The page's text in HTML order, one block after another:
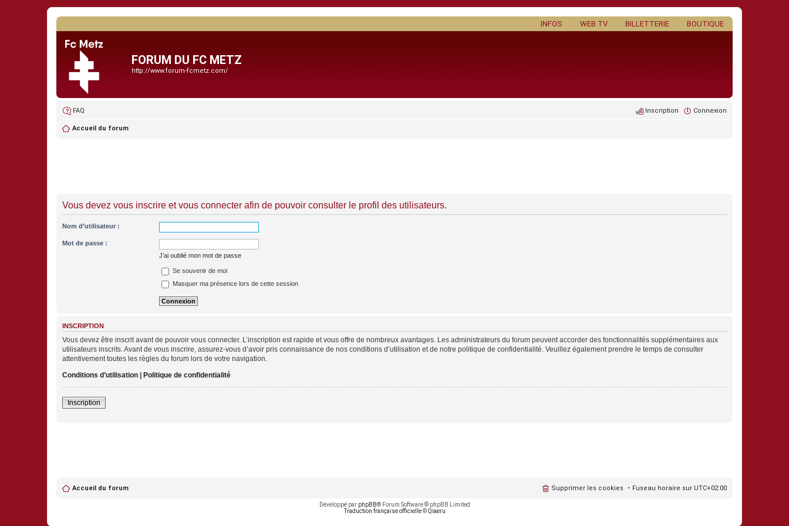
BOUTIQUE
BILLETTERIE
WEB TV
INFOS
FORUM DU FC METZ
http://www.forum-fcmetz.com/
FAQ Connexion
Inscription
Accueil du forum
Vous devez vous inscrire et vous connecter afin de pouvoir consulter le profil des utilisateurs.
Nom d’utilisateur :
Mot de passe :
J’ai oublié mon mot de passe
Se souvenir de moi
Masquer ma présence lors de cette session
INSCRIPTION
Vous devez être inscrit avant de pouvoir vous connecter. L’inscription est rapide et vous offre de nombreux avantages. Les administrateurs du forum peuvent accorder des fonctionnalités supplémentaires aux
utilisateurs inscrits. Avant de vous inscrire, assurez-vous d’avoir pris connaissance de nos conditions d’utilisation et de notre politique de confidentialité. Veuillez également prendre le temps de consulter
attentivement toutes les règles du forum lors de votre navigation.
Conditions d’utilisation | Politique de confidentialité
Inscription
Accueil du forum Fuseau horaire sur UTC+02:00
Supprimer les cookies
Développé par phpBB® Forum Software © phpBB Limited
Traduction française officielle©Qiaeru